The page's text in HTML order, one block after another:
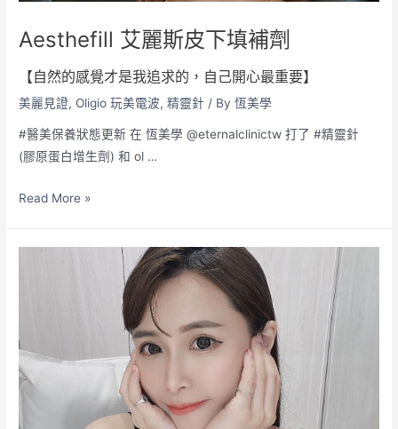
Aesthefill 艾麗斯皮下填補劑
【自然的感覺才是我追求的，自己開心最重要】
美麗見證, Oligio 玩美電波,精靈針 / By恆美學
#醫美保養狀態更新 在 恆美學 @eternalclinictw 打了 #精靈針
(膠原蛋白增生劑) 和 ol …
Read More »